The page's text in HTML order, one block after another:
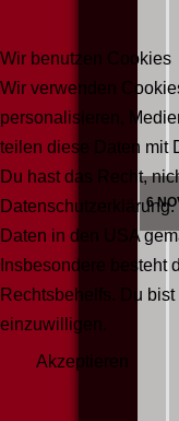
6
Wir benutzen Cookies
Wir verwenden
personalisieren,
teilen diese Daten mit
Du hast das Recht,
Daten in den USA
Insbesondere
Rechtsbehelfs. Du
einzuwilligen.
Akzeptieren